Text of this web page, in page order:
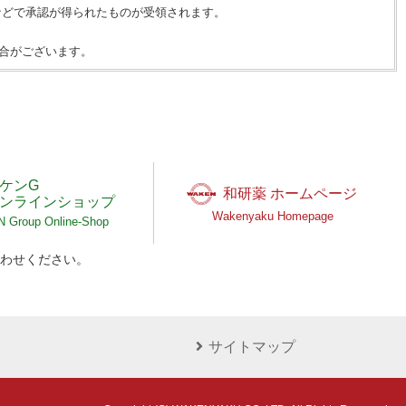
承認が得られたものが受領されます。
ございます。
ンG
ラインショップ
Group Online-Shop
和研薬 ホームページ
Wakenyaku Homepage
せください。
サイトマップ